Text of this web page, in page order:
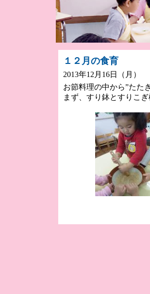
１２月の食育
2013年12月16日（月）
お節料理の中から”たた
まず、すり鉢とすりこ